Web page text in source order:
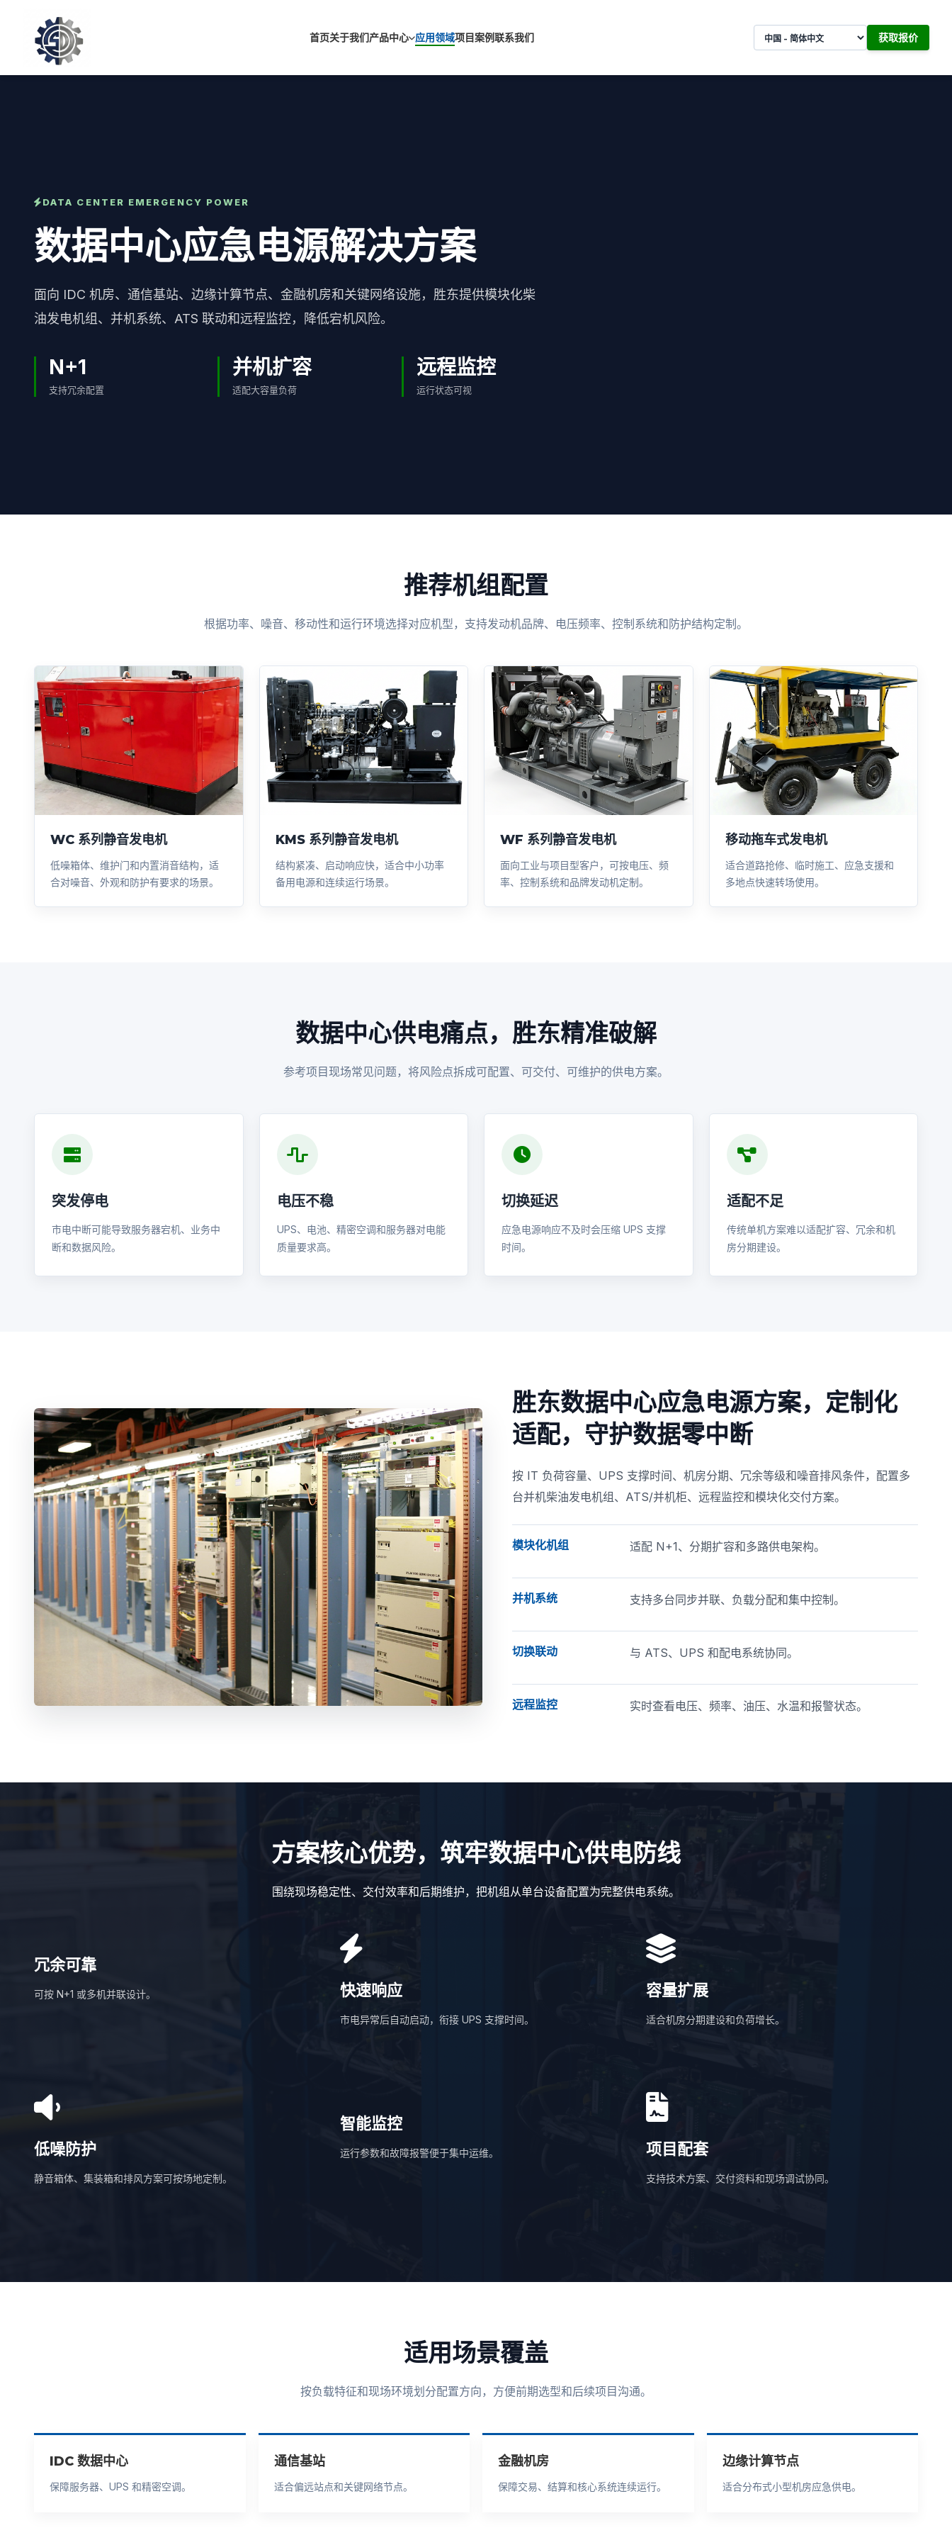
首页关于我们产品中心 应用领域项目案例联系我们 Language 获取报价
DATA CENTER EMERGENCY POWER
数据中心应急电源解决方案
面向 IDC 机房、通信基站、边缘计算节点、金融机房和关键网络设施，胜东提供模块化柴
油发电机组、并机系统、ATS 联动和远程监控，降低宕机风险。
N+1
支持冗余配置
并机扩容
适配大容量负荷
远程监控
运行状态可视
推荐机组配置
根据功率、噪音、移动性和运行环境选择对应机型，支持发动机品牌、电压频率、控制系统和防护结构定制。
WC 系列静音发电机
低噪箱体、维护门和内置消音结构，适
合对噪音、外观和防护有要求的场景。
KMS 系列静音发电机
结构紧凑、启动响应快，适合中小功率
备用电源和连续运行场景。
WF 系列静音发电机
面向工业与项目型客户，可按电压、频
率、控制系统和品牌发动机定制。
移动拖车式发电机
适合道路抢修、临时施工、应急支援和
多地点快速转场使用。
数据中心供电痛点，胜东精准破解
参考项目现场常见问题，将风险点拆成可配置、可交付、可维护的供电方案。
突发停电
市电中断可能导致服务器宕机、业务中
断和数据风险。
电压不稳
UPS、电池、精密空调和服务器对电能
质量要求高。
切换延迟
应急电源响应不及时会压缩 UPS 支撑
时间。
适配不足
传统单机方案难以适配扩容、冗余和机
房分期建设。
胜东数据中心应急电源方案，定制化
适配，守护数据零中断
按 IT 负荷容量、UPS 支撑时间、机房分期、冗余等级和噪音排风条件，配置多
台并机柴油发电机组、ATS/并机柜、远程监控和模块化交付方案。
模块化机组 适配 N+1、分期扩容和多路供电架构。
并机系统 支持多台同步并联、负载分配和集中控制。
切换联动 与 ATS、UPS 和配电系统协同。
远程监控 实时查看电压、频率、油压、水温和报警状态。
方案核心优势，筑牢数据中心供电防线
围绕现场稳定性、交付效率和后期维护，把机组从单台设备配置为完整供电系统。
冗余可靠
可按 N+1 或多机并联设计。 快速响应
市电异常后自动启动，衔接 UPS 支撑时间。
容量扩展
适合机房分期建设和负荷增长。
低噪防护
静音箱体、集装箱和排风方案可按场地定制。
智能监控
运行参数和故障报警便于集中运维。 项目配套
支持技术方案、交付资料和现场调试协同。
适用场景覆盖
按负载特征和现场环境划分配置方向，方便前期选型和后续项目沟通。
IDC 数据中心
保障服务器、UPS 和精密空调。
通信基站
适合偏远站点和关键网络节点。
金融机房
保障交易、结算和核心系统连续运行。
边缘计算节点
适合分布式小型机房应急供电。